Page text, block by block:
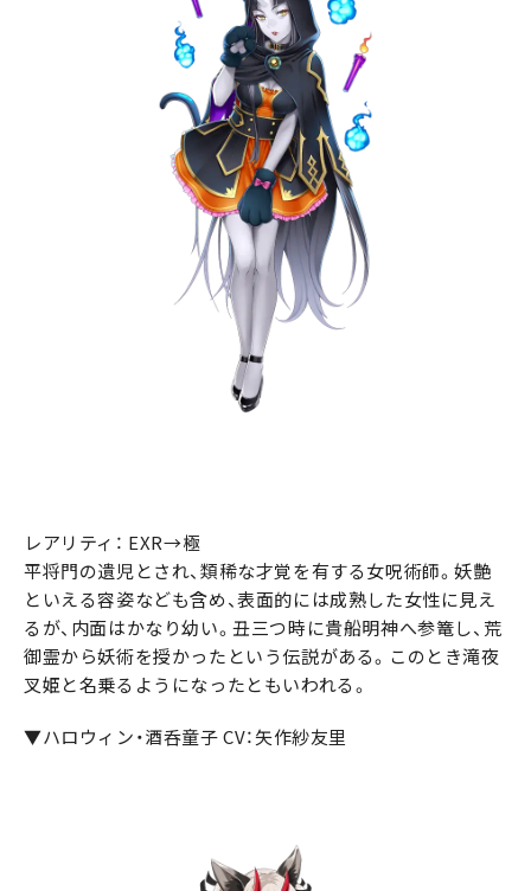
レアリティ： EXR→極
平将門の遺児とされ、類稀な才覚を有する女呪術師。妖艶
といえる容姿なども含め、表面的には成熟した女性に見え
るが、内面はかなり幼い。丑三つ時に貴船明神へ参篭し、荒
御霊から妖術を授かったという伝説がある。このとき滝夜
叉姫と名乗るようになったともいわれる。
▼ハロウィン・酒呑童子 CV：矢作紗友里